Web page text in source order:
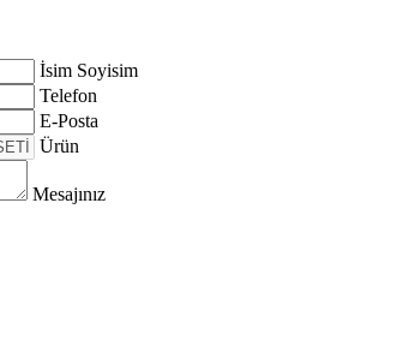
İsim Soyisim
Telefon
E-Posta
Ürün
Mesajınız